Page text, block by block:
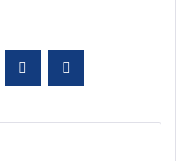
LinkedIn